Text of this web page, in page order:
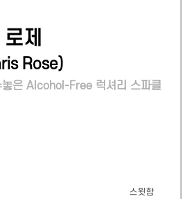
제
Rose)
놓은 Alcohol-Free 럭셔리 스파클
스윗함